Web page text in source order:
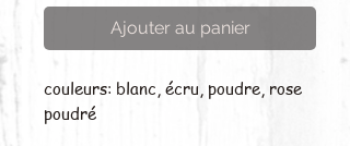
Ajouter au panier
couleurs: blanc, écru, poudre, rose
poudré